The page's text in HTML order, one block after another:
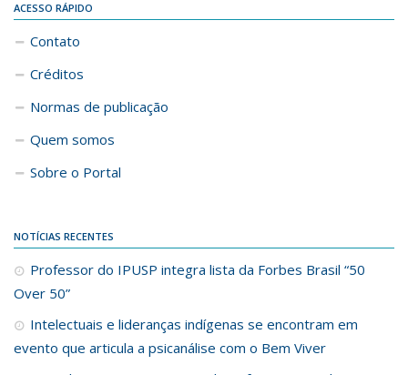
ACESSO RÁPIDO
Contato
Créditos
Normas de publicação
Quem somos
Sobre o Portal
NOTÍCIAS RECENTES
Professor do IPUSP integra lista da Forbes Brasil “50
Over 50”
Intelectuais e lideranças indígenas se encontram em
evento que articula a psicanálise com o Bem Viver